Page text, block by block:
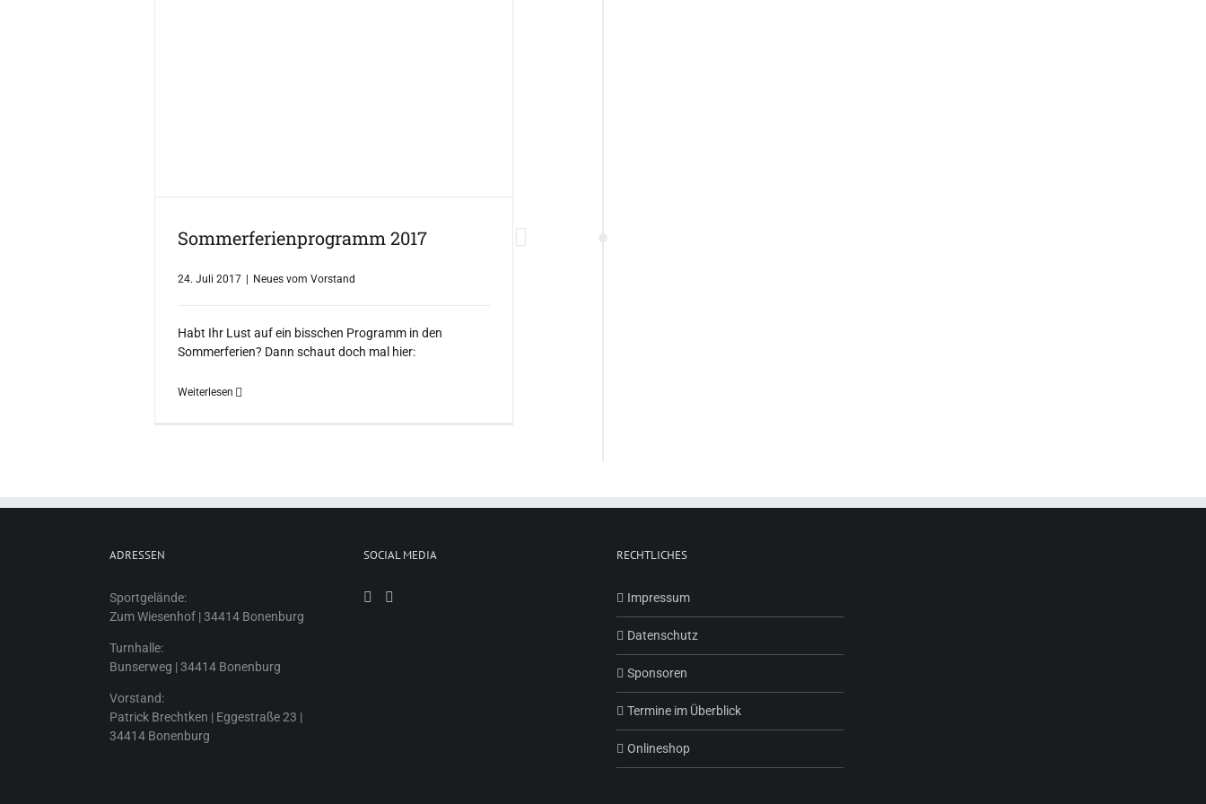
Sommerferienprogramm 2017
24. Juli 2017 Neues vom Vorstand
Habt Ihr Lust auf ein bisschen Programm in den
Sommerferien? Dann schaut doch mal hier:
Weiterlesen
ADRESSEN
Sportgelände:
Zum Wiesenhof | 34414 Bonenburg
Turnhalle:
Bunserweg | 34414 Bonenburg
Vorstand:
Patrick Brechtken | Eggestraße 23 |
34414 Bonenburg
SOCIAL MEDIA RECHTLICHES
Impressum
Datenschutz
Sponsoren
Termine im Überblick
Onlineshop